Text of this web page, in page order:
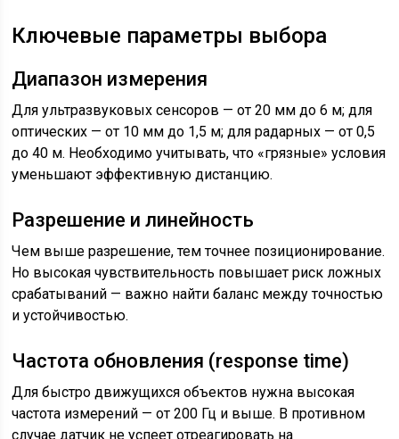
Ключевые параметры выбора
Диапазон измерения
Для ультразвуковых сенсоров — от 20 мм до 6 м; для
оптических — от 10 мм до 1,5 м; для радарных — от 0,5
до 40 м. Необходимо учитывать, что «грязные» условия
уменьшают эффективную дистанцию.
Разрешение и линейность
Чем выше разрешение, тем точнее позиционирование.
Но высокая чувствительность повышает риск ложных
срабатываний — важно найти баланс между точностью
и устойчивостью.
Частота обновления (response time)
Для быстро движущихся объектов нужна высокая
частота измерений — от 200 Гц и выше. В противном
случае датчик не успеет отреагировать на